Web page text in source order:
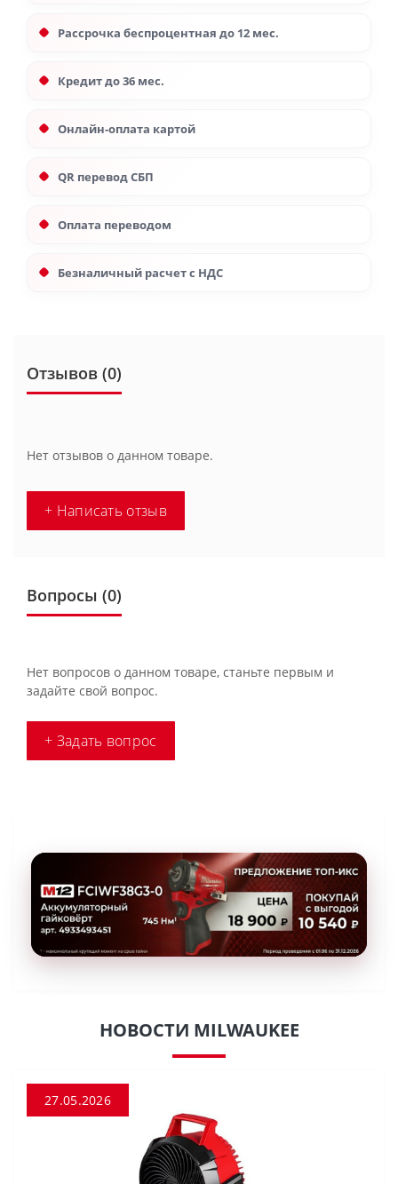
Рассрочка беспроцентная до 12 мес.
Кредит до 36 мес.
Онлайн-оплата картой
QR перевод СБП
Оплата переводом
Безналичный расчет с НДС
Отзывов (0)
Нет отзывов о данном товаре.
+ Написать отзыв
Вопросы (0)
Нет вопросов о данном товаре, станьте первым и
задайте свой вопрос.
+ Задать вопрос
НОВОСТИ MILWAUKEE
27.05.2026